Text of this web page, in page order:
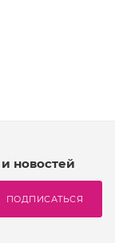
новостей
ПОДПИСАТЬСЯ